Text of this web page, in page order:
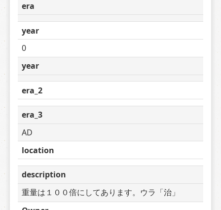
era
year
0
year
era_2
era_3
AD
location
description
重量は１００倍にしてあります。ウラ「治」